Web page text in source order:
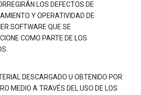
LOS DEFECTOS DE
Y OPERATIVIDAD DE
SOFTWARE QUE SE
COMO PARTE DE LOS
DESCARGADO U OBTENIDO POR
MEDIO A TRAVÉS DEL USO DE LOS